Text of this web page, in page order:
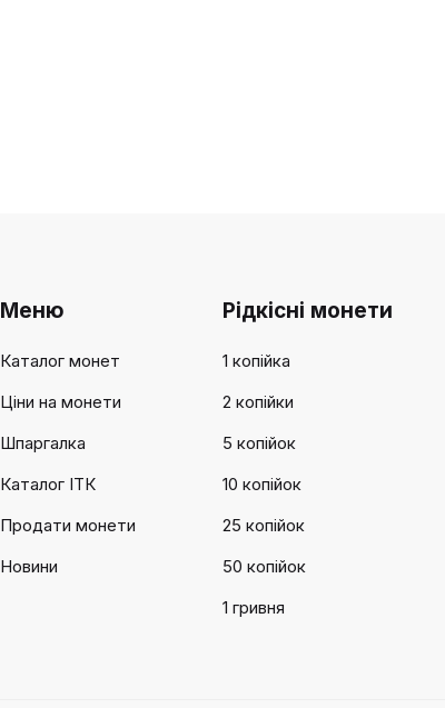
Меню
Каталог монет
Ціни на монети
Шпаргалка
Каталог ІТК
Продати монети
Новини
Рідкісні монети
1 копійка
2 копійки
5 копійок
10 копійок
25 копійок
50 копійок
1 гривня